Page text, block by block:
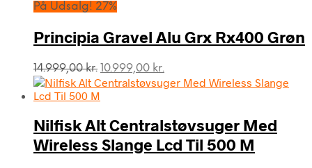
På Udsalg! 27%
Principia Gravel Alu Grx Rx400 Grøn
14.999,00kr. Den
oprindelige
14.999,00 kr..
10.999,00 kr.
aktuelle
10.999,00 kr..
Nilfisk Alt Centralstøvsuger Med
Wireless Slange Lcd Til 500 M